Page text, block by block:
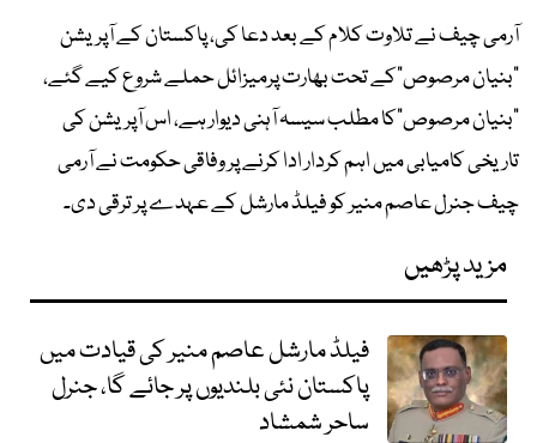
آرمی چیف نے تلاوت کلام کے بعد دعا کی، پاکستان کے آپریشن
"بنیان مرصوص"کے تحت بھارت پرمیزائل حملے شروع کیے گئے،
"بنیان مرصوص"کا مطلب سیسہ آہنی دیوار ہے، اس آپریشن کی
تاریخی کامیابی میں اہم کردار ادا کرنے پر وفاقی حکومت نے آرمی
چیف جنرل عاصم منیر کو فیلڈ مارشل کے عہدے پر ترقی دی۔
مزید پڑھیں
فیلڈ مارشل عاصم منیر کی قیادت میں
پاکستان نئی بلندیوں پر جائے گا، جنرل
ساحر شمشاد